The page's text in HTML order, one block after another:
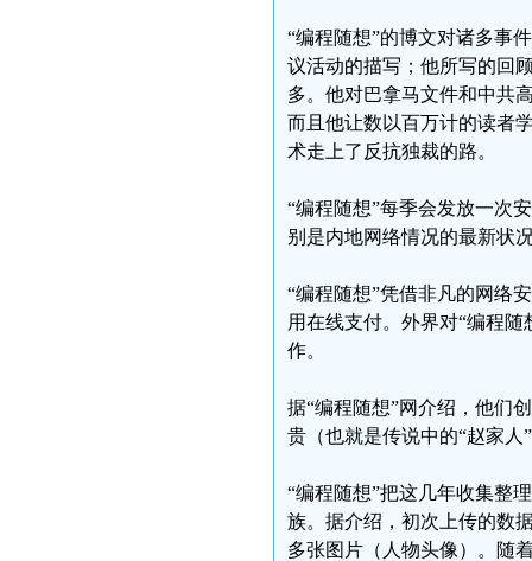
“编程随想”的博文对诸多事
议活动的描写；他所写的回
多。他对巴拿马文件和中共
而且他让数以百万计的读者
术走上了反抗独裁的路。
“编程随想”每季会发放一次
别是内地网络情况的最新状
“编程随想”凭借非凡的网络
用在线支付。外界对“编程
作。
据“编程随想”网介绍，他们
贵（也就是传说中的“赵家人
“编程随想”把这几年收集整
族。据介绍，初次上传的数
多张图片（人物头像）。随